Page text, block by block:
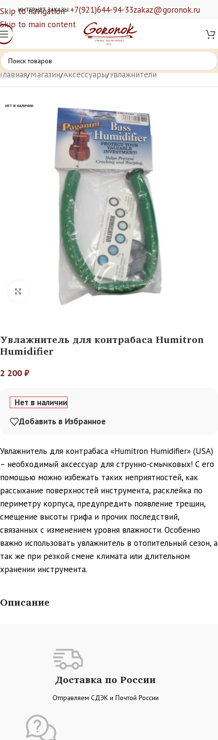
Skip to navigation
Skip to main content
ИНТЕРНЕТ ЗАКАЗЫ:+7(921)644-94-33zakaz@goronok.ru
Главная/Магазин/Аксессуары/Увлажнители
НЕТ В НАЛИЧИИ
Нажмите, чтобы увеличить
Увлажнитель для контрабаса Humitron
Humidifier
2 200 ₽
Нет в наличии
Добавить в Избранное
Увлажнитель для контрабаса «Humitron Humidifier» (USA)
– необходимый аксессуар для струнно-смычковых! С его
помощью можно избежать таких неприятностей, как
рассыхание поверхностей инструмента, расклейка по
периметру корпуса, предупредить появление трещин,
смещение высоты грифа и прочих последствий,
связанных с изменением уровня влажности. Особенно
важно использовать увлажнитель в отопительный сезон, а
так же при резкой смене климата или длительном
хранении инструмента.
Описание
Доставка по России
Отправляем СДЭК и Почтой России